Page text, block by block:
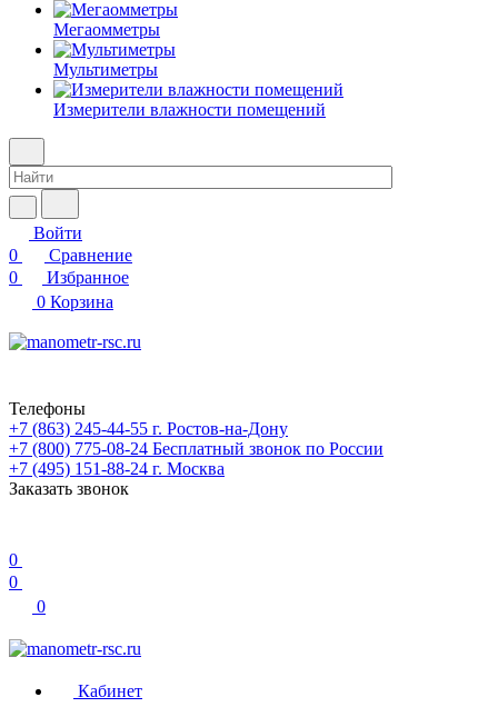
Мегаомметры
Мультиметры
Измерители влажности помещений
Войти
0
Сравнение
0
Избранное
0 Корзина
Телефоны
+7 (863) 245-44-55 г. Ростов-на-Дону
+7 (800) 775-08-24 Бесплатный звонок по России
+7 (495) 151-88-24 г. Москва
Заказать звонок
0
0
0
Кабинет